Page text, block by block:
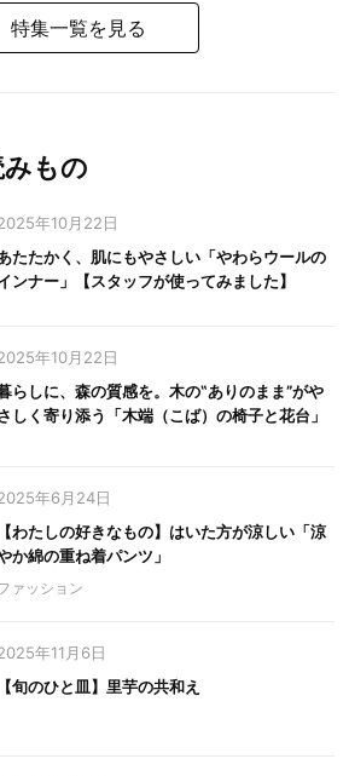
特集一覧を見る
もの
年10月22日
たたかく、肌にもやさしい「やわらウールの
ンナー」【スタッフが使ってみました】
年10月22日
らしに、森の質感を。木の‟ありのまま”がや
しく寄り添う「木端（こば）の椅子と花台」
年6月24日
【わたしの好きなもの】はいた方が涼しい「涼
か綿の重ね着パンツ」
ァッション
年11月6日
【旬のひと皿】里芋の共和え